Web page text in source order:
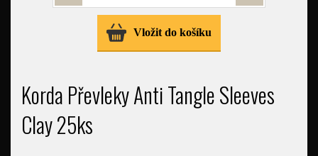
Vložit do košíku
Korda Převleky Anti Tangle Sleeves
Clay 25ks